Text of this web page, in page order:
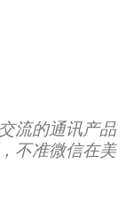
流的通讯产品
不准微信在美